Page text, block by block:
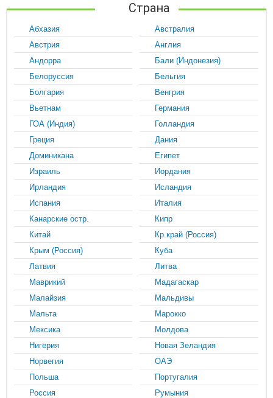
Страна
Абхазия
Австралия
Австрия
Англия
Андорра
Бали (Индонезия)
Белоруссия
Бельгия
Болгария
Венгрия
Вьетнам
Германия
ГОА (Индия)
Голландия
Греция
Дания
Доминикана
Египет
Израиль
Иордания
Ирландия
Исландия
Испания
Италия
Канарские остр.
Кипр
Китай
Кр.край (Россия)
Крым (Россия)
Куба
Латвия
Литва
Маврикий
Мадагаскар
Малайзия
Мальдивы
Мальта
Марокко
Мексика
Молдова
Нигерия
Новая Зеландия
Норвегия
ОАЭ
Польша
Португалия
Россия
Румыния